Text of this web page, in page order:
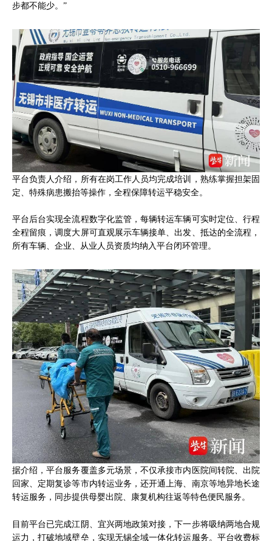
步都不能少。”
平台负责人介绍，所有在岗工作人员均完成培训，熟练掌握担架固
定、特殊病患搬抬等操作，全程保障转运平稳安全。
平台后台实现全流程数字化监管，每辆转运车辆可实时定位、行程
全程留痕，调度大屏可直观展示车辆接单、出发、抵达的全流程，
所有车辆、企业、从业人员资质均纳入平台闭环管理。
据介绍，平台服务覆盖多元场景，不仅承接市内医院间转院、出院
回家、定期复诊等市内转运业务，还开通上海、南京等地异地长途
转运服务，同步提供母婴出院、康复机构往返等特色便民服务。
目前平台已完成江阴、宜兴两地政策对接，下一步将吸纳两地合规
运力，打破地域壁垒，实现无锡全域一体化转运服务。平台收费标